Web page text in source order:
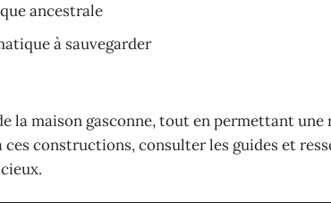
ancestrale
à sauvegarder
la maison gasconne, tout en permettant
constructions, consulter les guides et